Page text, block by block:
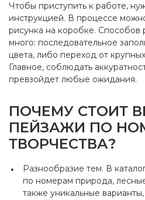
Чтобы приступить к работе,
инструкцией. В процессе
рисунка на коробке. Способов
много: последовательное
цвета, либо переход от
Главное, соблюдать
превзойдет любые ожидания.
ПОЧЕМУ СТОИТ
ПЕЙЗАЖИ ПО
ТВОРЧЕСТВА?
Разнообразие тем. В
по номерам природа,
также уникальные